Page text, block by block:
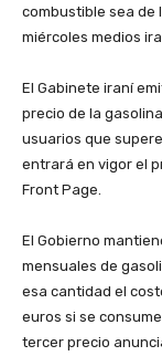
combustible sea de
miércoles medios
‎El Gabinete iraní
precio de la
usuarios que
entrará en vigor el
Front Page.
‎El Gobierno
mensuales de
esa cantidad el
euros si se
tercer precio